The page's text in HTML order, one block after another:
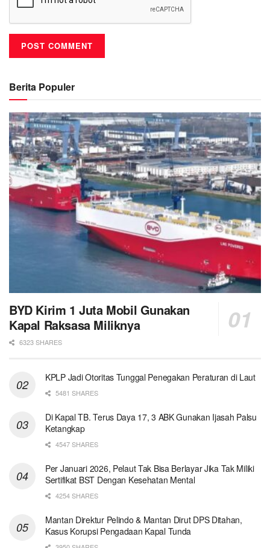
Berita Populer
BYD Kirim 1 Juta Mobil Gunakan
Kapal Raksasa Miliknya
6323 SHARES
KPLP Jadi Otoritas Tunggal Penegakan Peraturan di Laut
5481 SHARES
Di Kapal TB. Terus Daya 17, 3 ABK Gunakan Ijasah Palsu
Ketangkap
4547 SHARES
Per Januari 2026, Pelaut Tak Bisa Berlayar Jika Tak Miliki
Sertifikat BST Dengan Kesehatan Mental
4254 SHARES
Mantan Direktur Pelindo & Mantan Dirut DPS Ditahan,
Kasus Korupsi Pengadaan Kapal Tunda